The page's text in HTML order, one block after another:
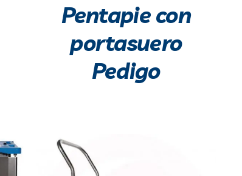
Pentapie con
portasuero
Pedigo